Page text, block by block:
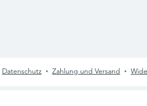
Datenschutz ◦ Zahlung und Versand ◦